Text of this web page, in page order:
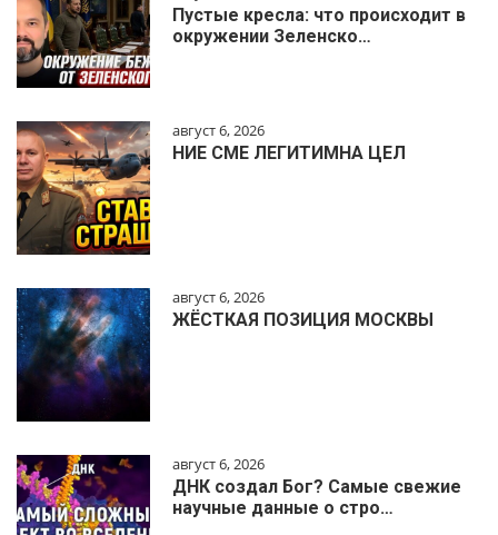
Пустые кресла: что происходит в
окружении Зеленско…
август 6, 2026
НИЕ СМЕ ЛЕГИТИМНА ЦЕЛ
август 6, 2026
ЖЁСТКАЯ ПОЗИЦИЯ МОСКВЫ
август 6, 2026
ДНК создал Бог? Самые свежие
научные данные о стро…